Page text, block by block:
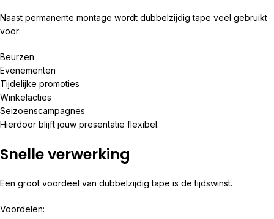
Naast permanente montage wordt dubbelzijdig tape veel gebruikt
voor:
Beurzen
Evenementen
Tijdelijke promoties
Winkelacties
Seizoenscampagnes
Hierdoor blijft jouw presentatie flexibel.
Snelle verwerking
Een groot voordeel van dubbelzijdig tape is de tijdswinst.
Voordelen: